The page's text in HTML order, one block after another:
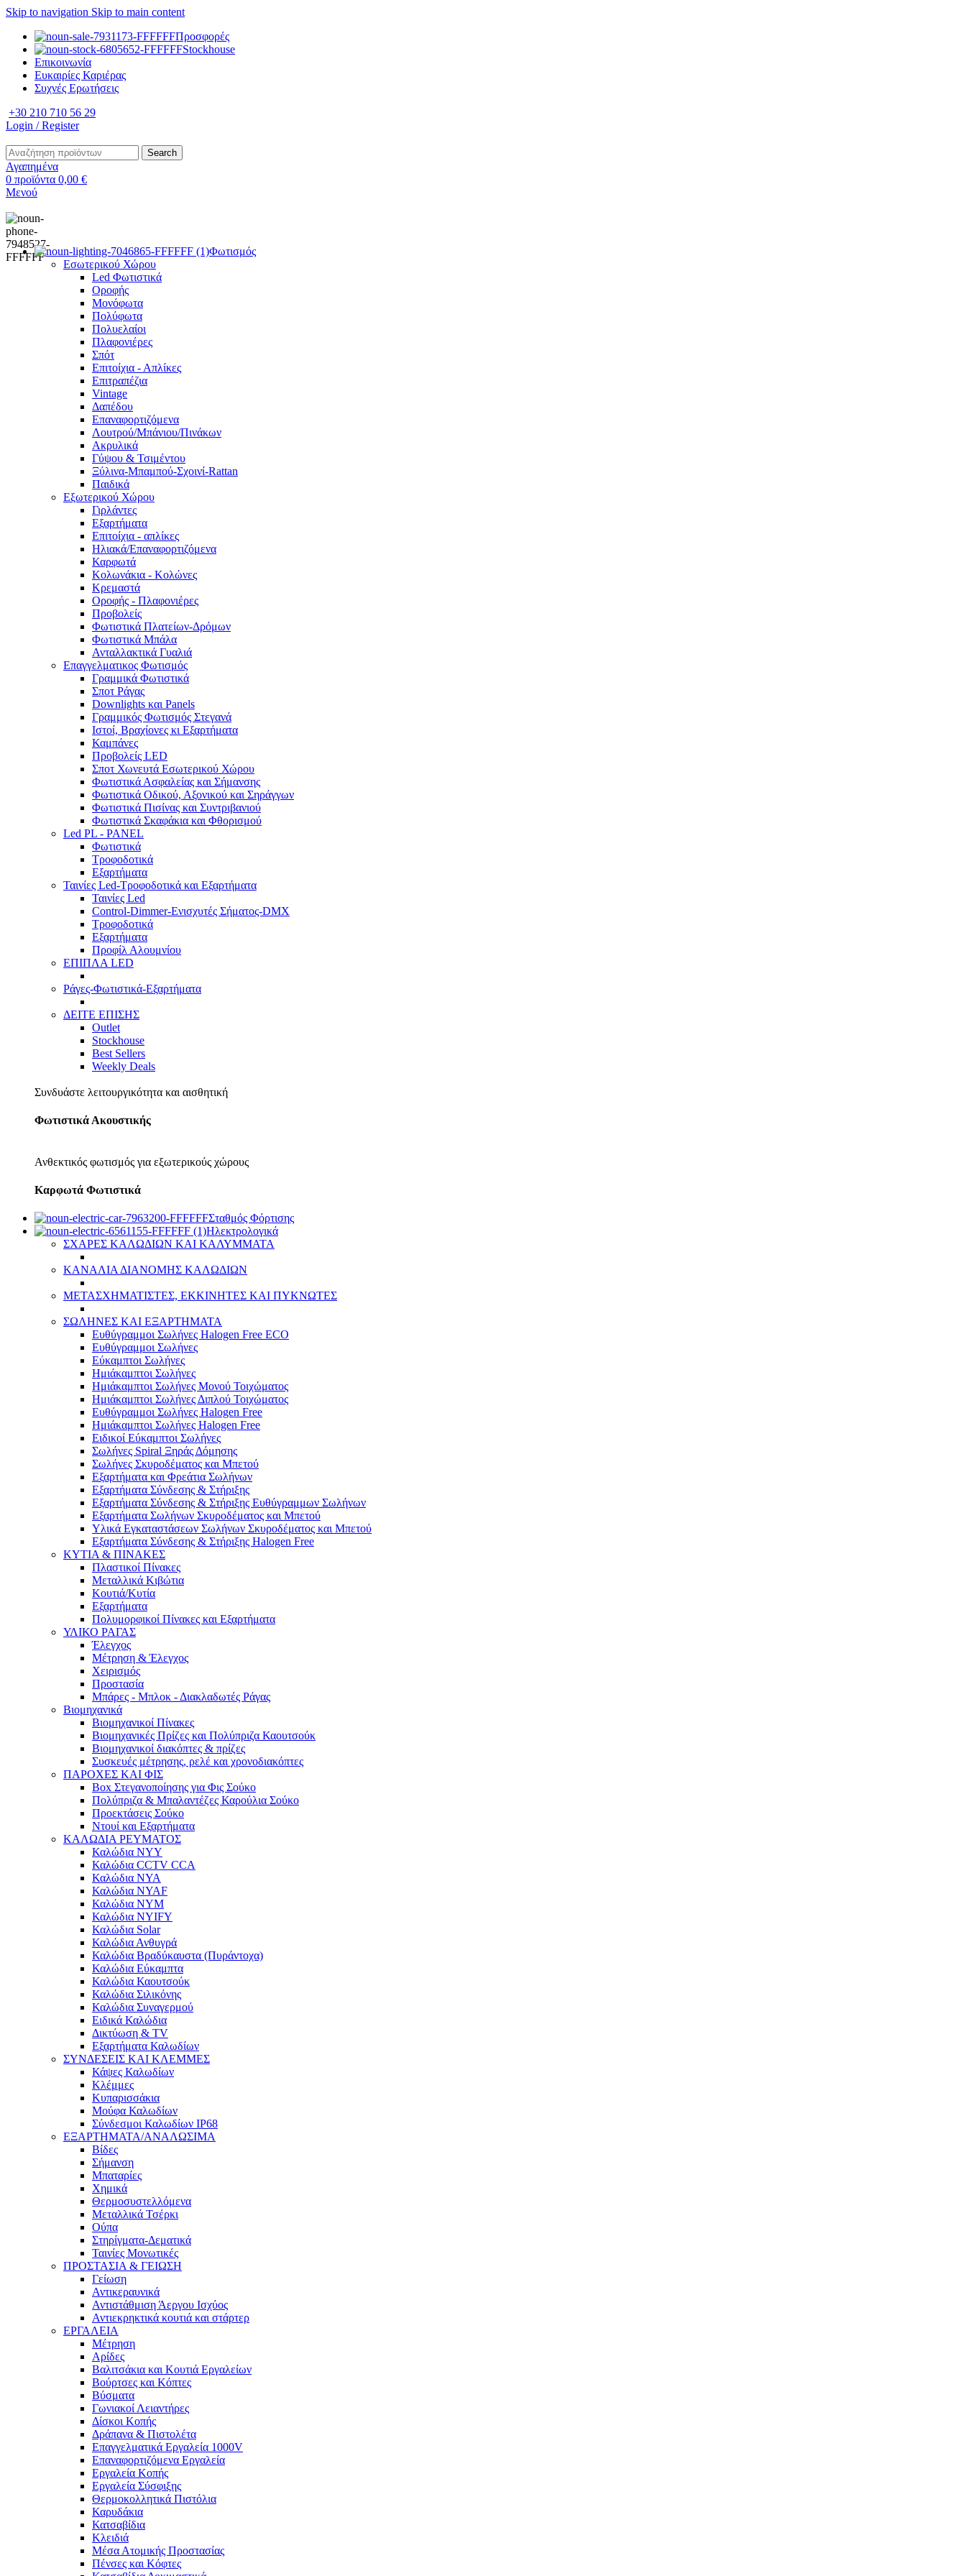
Skip to navigation Skip to main content
Προσφορές
Stockhouse
Επικοινωνία
Ευκαιρίες Καριέρας
Συχνές Ερωτήσεις
+30 210 710 56 29
Login / Register
Search
Αγαπημένα
0 προϊόντα 0,00 €
Μενού
Φωτισμός
Εσωτερικού Χώρου
Led Φωτιστικά
Οροφής
Μονόφωτα
Πολύφωτα
Πολυελαίοι
Πλαφονιέρες
Σπότ
Επιτοίχια - Απλίκες
Επιτραπέζια
Vintage
Δαπέδου
Επαναφορτιζόμενα
Λουτρού/Μπάνιου/Πινάκων
Ακρυλικά
Γύψου & Τσιμέντου
Ξύλινα-Μπαμπού-Σχοινί-Rattan
Παιδικά
Εξωτερικού Χώρου
Γιρλάντες
Εξαρτήματα
Επιτοίχια - απλίκες
Ηλιακά/Επαναφορτιζόμενα
Καρφωτά
Κολωνάκια - Κολώνες
Κρεμαστά
Οροφής - Πλαφονιέρες
Προβολείς
Φωτιστικά Πλατείων-Δρόμων
Φωτιστικά Μπάλα
Ανταλλακτικά Γυαλιά
Επαγγελματικος Φωτισμός
Γραμμικά Φωτιστικά
Σποτ Ράγας
Downlights και Panels
Γραμμικός Φωτισμός Στεγανά
Ιστοί, Βραχίονες κι Εξαρτήματα
Καμπάνες
Προβολείς LED
Σποτ Χωνευτά Εσωτερικού Χώρου
Φωτιστικά Ασφαλείας και Σήμανσης
Φωτιστικά Οδικού, Αξονικού και Σηράγγων
Φωτιστικά Πισίνας και Συντριβανιού
Φωτιστικά Σκαφάκια και Φθορισμού
Led PL - PANEL
Φωτιστικά
Τροφοδοτικά
Εξαρτήματα
Ταινίες Led-Τροφοδοτικά και Εξαρτήματα
Ταινίες Led
Control-Dimmer-Ενισχυτές Σήματος-DMX
Τροφοδοτικά
Εξαρτήματα
Προφίλ Αλουμνίου
ΕΠΙΠΛΑ LED
Ράγες-Φωτιστικά-Εξαρτήματα
ΔΕΙΤΕ ΕΠΙΣΗΣ
Outlet
Stockhouse
Best Sellers
Weekly Deals
Συνδυάστε λειτουργικότητα και αισθητική
Φωτιστικά Ακουστικής
Ανθεκτικός φωτισμός για εξωτερικούς χώρους
Καρφωτά Φωτιστικά
Σταθμός Φόρτισης
Ηλεκτρολογικά
ΣΧΑΡΕΣ ΚΑΛΩΔΙΩΝ ΚΑΙ ΚΑΛΥΜΜΑΤΑ
ΚΑΝΑΛΙΑ ΔΙΑΝΟΜΗΣ ΚΑΛΩΔΙΩΝ
ΜΕΤΑΣΧΗΜΑΤΙΣΤΕΣ, ΕΚΚΙΝΗΤΕΣ ΚΑΙ ΠΥΚΝΩΤΕΣ
ΣΩΛΗΝΕΣ ΚΑΙ ΕΞΑΡΤΗΜΑΤΑ
Ευθύγραμμοι Σωλήνες Halogen Free ECO
Ευθύγραμμοι Σωλήνες
Εύκαμπτοι Σωλήνες
Ημιάκαμπτοι Σωλήνες
Ημιάκαμπτοι Σωλήνες Μονού Τοιχώματος
Ημιάκαμπτοι Σωλήνες Διπλού Τοιχώματος
Ευθύγραμμοι Σωλήνες Halogen Free
Ημιάκαμπτοι Σωλήνες Halogen Free
Ειδικοί Εύκαμπτοι Σωλήνες
Σωλήνες Spiral Ξηράς Δόμησης
Σωλήνες Σκυροδέματος και Μπετού
Εξαρτήματα και Φρεάτια Σωλήνων
Εξαρτήματα Σύνδεσης & Στήριξης
Εξαρτήματα Σύνδεσης & Στήριξης Ευθύγραμμων Σωλήνων
Εξαρτήματα Σωλήνων Σκυροδέματος και Μπετού
Υλικά Εγκαταστάσεων Σωλήνων Σκυροδέματος και Μπετού
Εξαρτήματα Σύνδεσης & Στήριξης Halogen Free
ΚΥΤΙΑ & ΠΙΝΑΚΕΣ
Πλαστικοί Πίνακες
Μεταλλικά Κιβώτια
Κουτιά/Κυτία
Εξαρτήματα
Πολυμορφικοί Πίνακες και Εξαρτήματα
ΥΛΙΚΟ ΡΑΓΑΣ
Έλεγχος
Μέτρηση & Έλεγχος
Χειρισμός
Προστασία
Μπάρες - Μπλοκ - Διακλαδωτές Ράγας
Βιομηχανικά
Βιομηχανικοί Πίνακες
Βιομηχανικές Πρίζες και Πολύπριζα Καουτσούκ
Βιομηχανικοί διακόπτες & πρίζες
Συσκευές μέτρησης, ρελέ και χρονοδιακόπτες
ΠΑΡΟΧΕΣ ΚΑΙ ΦΙΣ
Box Στεγανοποίησης για Φις Σούκο
Πολύπριζα & Μπαλαντέζες Καρούλια Σούκο
Προεκτάσεις Σούκο
Ντουί και Εξαρτήματα
ΚΑΛΩΔΙΑ ΡΕΥΜΑΤΟΣ
Καλώδια NYY
Καλώδια CCTV CCA
Καλώδια NYA
Καλώδια NYAF
Καλώδια NYM
Καλώδια NYIFY
Καλώδια Solar
Καλώδια Ανθυγρά
Καλώδια Βραδύκαυστα (Πυράντοχα)
Καλώδια Εύκαμπτα
Καλώδια Καουτσούκ
Καλώδια Σιλικόνης
Καλώδια Συναγερμού
Ειδικά Καλώδια
Δικτύωση & TV
Εξαρτήματα Καλωδίων
ΣΥΝΔΕΣΕΙΣ ΚΑΙ ΚΛΕΜΜΕΣ
Κάψες Καλωδίων
Κλέμμες
Κυπαρισσάκια
Μούφα Καλωδίων
Σύνδεσμοι Καλωδίων IP68
ΕΞΑΡΤΗΜΑΤΑ/ΑΝΑΛΩΣΙΜΑ
Βίδες
Σήμανση
Μπαταρίες
Χημικά
Θερμοσυστελλόμενα
Μεταλλικά Τσέρκι
Ούπα
Στηρίγματα-Δεματικά
Ταινίες Μονωτικές
ΠΡΟΣΤΑΣΙΑ & ΓΕΙΩΣΗ
Γείωση
Αντικεραυνικά
Αντιστάθμιση Άεργου Ισχύος
Αντιεκρηκτικά κουτιά και στάρτερ
ΕΡΓΑΛΕΙΑ
Μέτρηση
Αρίδες
Βαλιτσάκια και Κουτιά Εργαλείων
Βούρτσες και Κόπτες
Βύσματα
Γωνιακοί Λειαντήρες
Δίσκοι Κοπής
Δράπανα & Πιστολέτα
Επαγγελματικά Εργαλεία 1000V
Επαναφορτιζόμενα Εργαλεία
Εργαλεία Κοπής
Εργαλεία Σύσφιξης
Θερμοκολλητικά Πιστόλια
Καρυδάκια
Κατσαβίδια
Κλειδιά
Μέσα Ατομικής Προστασίας
Πένσες και Κόφτες